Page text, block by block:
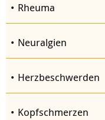
Rheuma
Neuralgien
Herzbeschwerden
Kopfschmerzen